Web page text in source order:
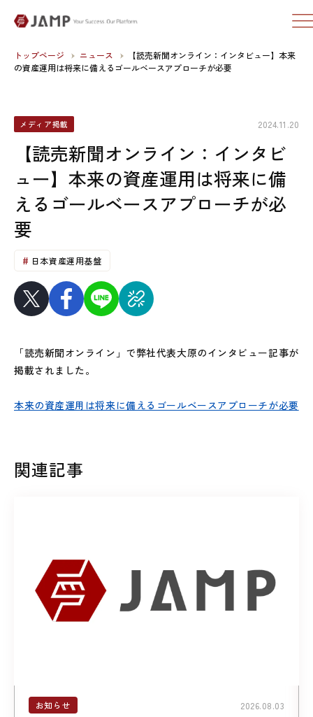
トップページ ニュース
【読売新聞オンライン：インタビュー】本来
の資産運用は将来に備えるゴールベースアプローチが必要
メディア掲載 2024.11.20
【読売新聞オンライン：インタビ
ュー】本来の資産運用は将来に備
えるゴールベースアプローチが必
要
日本資産運用基盤
「読売新聞オンライン」で弊社代表大原のインタビュー記事が
掲載されました。
本来の資産運用は将来に備えるゴールベースアプローチが必要
関連記事
お知らせ 2026.08.03